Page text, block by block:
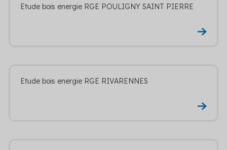
Etude bois energie RGE POULIGNY SAINT PIERRE
Etude bois energie RGE RIVARENNES